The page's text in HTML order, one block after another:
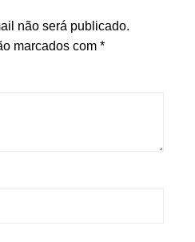
não será publicado.
marcados com *